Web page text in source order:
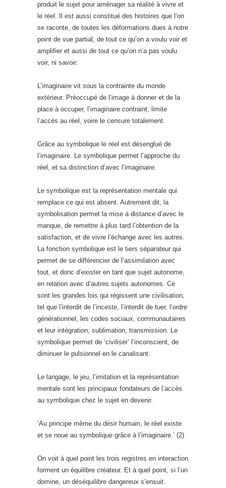
produit le sujet pour aménager sa réalité à vivre et
le réel. Il est aussi constitué des histoires que l’on
se raconte, de toutes les déformations dues à notre
point de vue partial, de tout ce qu’on a voulu voir et
amplifier et aussi de tout ce qu’on n’a pas voulu
voir, ni savoir.
L’imaginaire vit sous la contrainte du monde
extérieur. Préoccupé de l’image à donner et de la
place à occuper, l’imaginaire contraint, limite
l’accès au réel, voire le censure totalement.
Grâce au symbolique le réel est désenglué de
l’imaginaire. Le symbolique permet l’approche du
réel, et sa distinction d’avec l’imaginaire.
Le symbolique est la représentation mentale qui
remplace ce qui est absent. Autrement dit, la
symbolisation permet la mise à distance d’avec le
manque, de remettre à plus tard l’obtention de la
satisfaction, et de vivre l’échange avec les autres.
La fonction symbolique est le tiers séparateur qui
permet de se différencier de l’assimilation avec
tout, et donc d’exister en tant que sujet autonome,
en relation avec d’autres sujets autonomes. Ce
sont les grandes lois qui régissent une civilisation,
tel que l’interdit de l’inceste, l’interdit de tuer, l’ordre
générationnel, les codes sociaux, communautaires
et leur intégration, sublimation, transmission. Le
symbolique permet de ‘civiliser’ l’inconscient, de
diminuer le pulsionnel en le canalisant.
Le langage, le jeu, l’imitation et la représentation
mentale sont les principaux fondateurs de l’accès
au symbolique chez le sujet en devenir.
‘Au principe même du désir humain, le réel existe
et se noue au symbolique grâce à l’imaginaire.’ (2)
On voit à quel point les trois registres en interaction
forment un équilibre créateur. Et à quel point, si l’un
domine, un déséquilibre dangereux s’ensuit.